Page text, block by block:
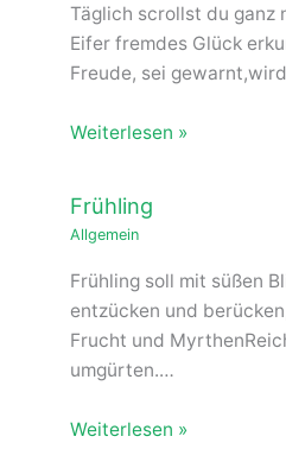
Täglich scrollst du ganz
Eifer fremdes Glück
Freude, sei
Weiterlesen »
Frühling
Allgemein
Frühling soll mit süßen
entzücken und
Frucht und
umgürten.…
Weiterlesen »